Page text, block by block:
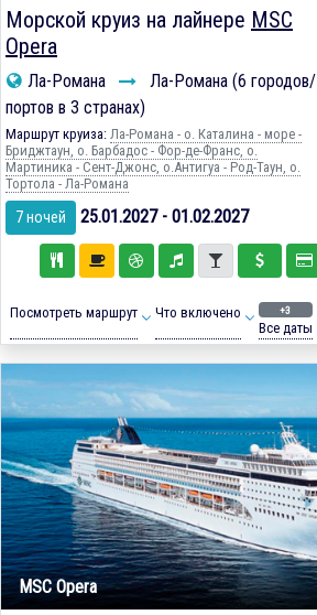
Морской круиз на лайнере MSC
Opera
Ла-Романа
Ла-Романа (6 городов/
портов в 3 странах)
Маршрут круиза: Ла-Романа - о. Каталина - море -
Бриджтаун, о. Барбадос - Фор-де-Франс, о.
Мартиника - Сент-Джонс, о.Антигуа - Род-Таун, о.
Тортола - Ла-Романа
7 ночей 25.01.2027 - 01.02.2027
Посмотреть маршрут Что включено +3
Все даты
MSC Opera